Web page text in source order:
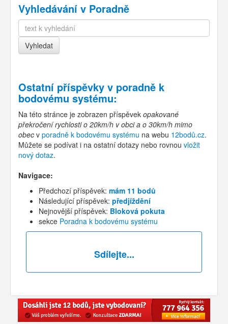
Vyhledávání v Poradně
Ostatní příspěvky v poradně k
bodovému systému:
Na této stránce je zobrazen příspěvek opakované
překročení rychlosti o 20km/h v obci a o 30km/h mimo
obec v poradně k bodovému systému na webu 12bodů.cz.
Můžete se podívat i na ostatní dotazy nebo rovnou vložit
nový dotaz.
Navigace:
Předchozí příspěvek: mám 11 bodů
Následující příspěvek: předjíždění
Nejnovější příspěvek: Bloková pokuta
sekce Poradna k bodovému systému
Sdílejte...